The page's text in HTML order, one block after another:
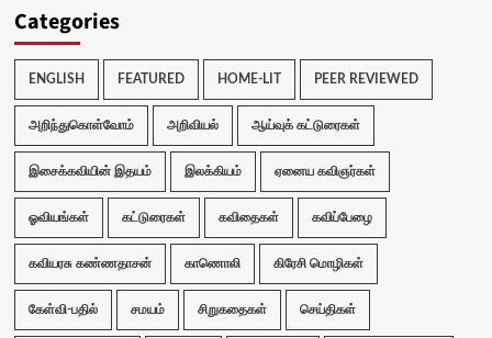
Categories
ENGLISH FEATURED HOME-LIT PEER REVIEWED
அறிந்துகொள்வோம் அறிவியல் ஆய்வுக் கட்டுரைகள்
இசைக்கவியின் இதயம் இலக்கியம் ஏனைய கவிஞர்கள்
ஓவியங்கள் கட்டுரைகள் கவிதைகள் கவிப்பேழை
கவியரசு கண்ணதாசன் காணொலி கிரேசி மொழிகள்
கேள்வி-பதில் சமயம் சிறுகதைகள் செய்திகள்